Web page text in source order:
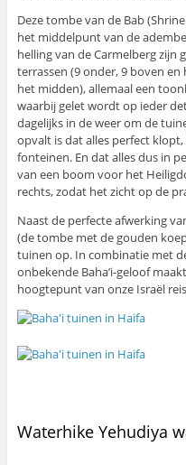
Deze tombe van de Bab
het middelpunt van de
helling van de Carmelberg zijn
terrassen (9 onder, 9 boven en
het midden), allemaal een
waarbij gelet wordt op ieder
dagelijks in de weer om de
opvalt is dat alles perfect
fonteinen. En dat alles dus in
van een boom voor het
rechts, zodat het zicht op de
Naast de perfecte afwerking
(de tombe met de gouden
tuinen op. In combinatie met
onbekende Baha’i-geloof
hoogtepunt van onze Israël
Waterhike Yehudiya